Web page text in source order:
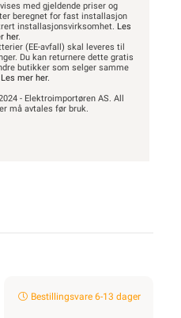
med gjeldende priser og
beregnet for fast installasjon
installasjonsvirksomhet. Les
her.
(EE-avfall) skal leveres til
Du kan returnere dette gratis
butikker som selger samme
Les mer her.
- Elektroimportøren AS. All
må avtales før bruk.
Bestillingsvare 6-13 dager